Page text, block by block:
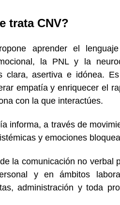
aprender el
la PNL y la
clara, asertiva e idónea.
empatía y enriquecer el
con la que interactúes.
informa, a través de
y emociones
la comunicación no verbal
y en ámbitos
administración y toda
trata CNV?